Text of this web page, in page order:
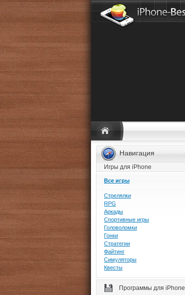
Навигация
Игры для iPhone
Все игры
Стрелялки
RPG
Аркады
Спортивные игры
Головоломки
Гонки
Стратегии
Файтинг
Симуляторы
Квесты
Программы для iPhone